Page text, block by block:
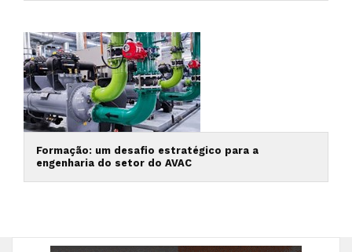
Formação: um desafio estratégico para a
engenharia do setor do AVAC